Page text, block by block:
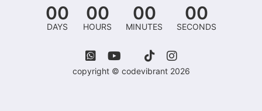
00
DAYS
00
HOURS
00
MINUTES
00
SECONDS
copyright © codevibrant 2026